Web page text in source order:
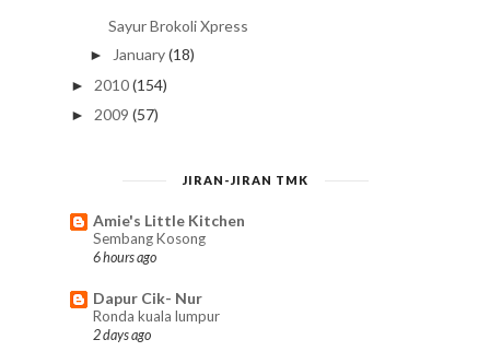
Sayur Brokoli Xpress
► January(18)
► 2010(154)
► 2009 (57)
JIRAN-JIRAN TMK
Amie's Little Kitchen
Sembang Kosong
6 hours ago
Dapur Cik- Nur
Ronda kuala lumpur
2 days ago